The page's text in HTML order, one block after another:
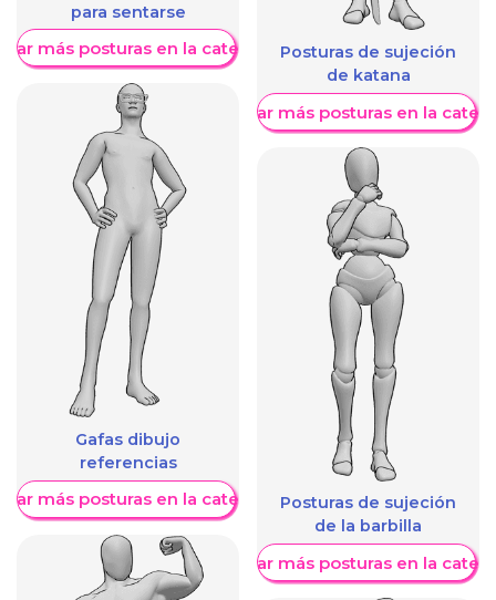
para sentarse
más posturas en la categoría
Gafas dibujo
referencias
más posturas en la categoría
Posturas de sujeción
de katana
Mostrar más posturas en la
Posturas de sujeción
de la barbilla
Mostrar más posturas en la